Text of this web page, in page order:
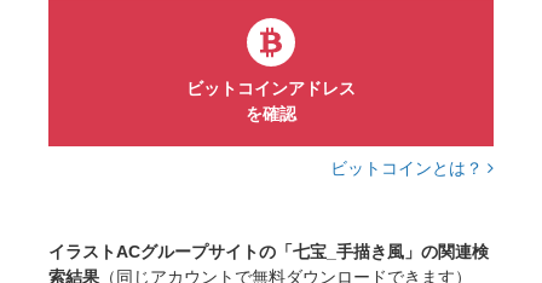
ビットコインアドレス
を確認
ビットコインとは？
イラストACグループサイトの「七宝_手描き風」の関連検
索結果 （同じアカウントで無料ダウンロードできます）